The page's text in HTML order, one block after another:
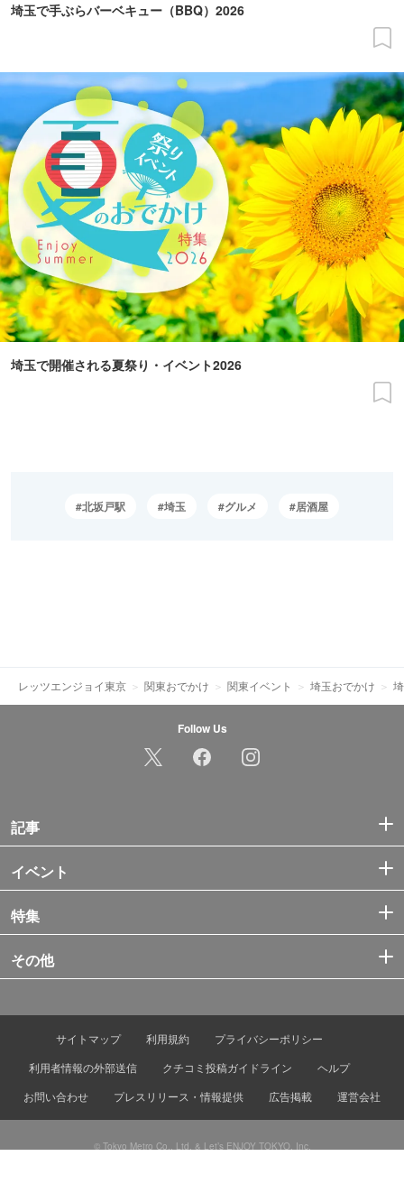
埼玉で手ぶらバーベキュー（BBQ）2026
埼玉で開催される夏祭り・イベント2026
北坂戸駅 埼玉 グルメ 居酒屋
レッツエンジョイ東京 関東おでかけ 関東イベント 埼玉おでかけ
Follow Us
記事
イベント
特集
その他
サイトマップ 利用規約
プライバシーポリシー
利用者情報の外部送信
クチコミ投稿ガイドライン
ヘルプ
お問い合わせ
プレスリリース・情報提供 広告掲載 運営会社
© Tokyo Metro Co., Ltd. & Let’s ENJOY TOKYO, Inc.